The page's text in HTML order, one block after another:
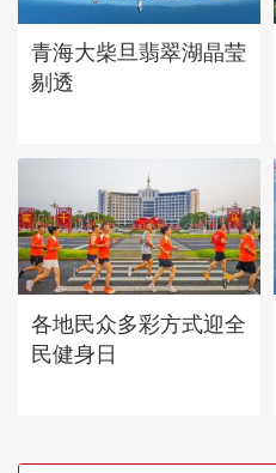
青海大柴旦翡翠湖晶莹
剔透
各地民众多彩方式迎全
民健身日